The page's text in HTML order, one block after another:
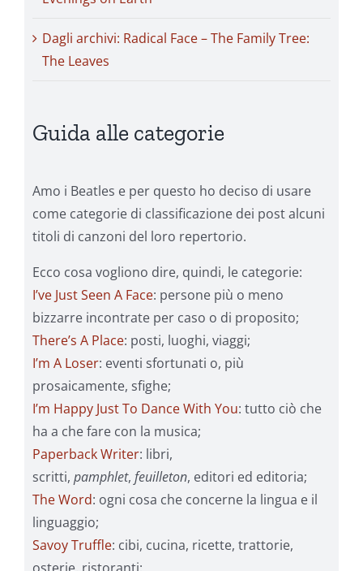
Dagli archivi: Radical Face – The Family Tree:
The Leaves
Guida alle categorie
Amo i Beatles e per questo ho deciso di usare
come categorie di classificazione dei post alcuni
titoli di canzoni del loro repertorio.
Ecco cosa vogliono dire, quindi, le categorie:
I’ve Just Seen A Face: persone più o meno
bizzarre incontrate per caso o di proposito;
There’s A Place: posti, luoghi, viaggi;
I’m A Loser: eventi sfortunati o, più
prosaicamente, sfighe;
I’m Happy Just To Dance With You: tutto ciò che
ha a che fare con la musica;
Paperback Writer: libri,
scritti, pamphlet, feuilleton, editori ed editoria;
The Word: ogni cosa che concerne la lingua e il
linguaggio;
Savoy Truffle: cibi, cucina, ricette, trattorie,